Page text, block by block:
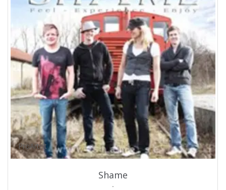
ProArtist
Shame
.